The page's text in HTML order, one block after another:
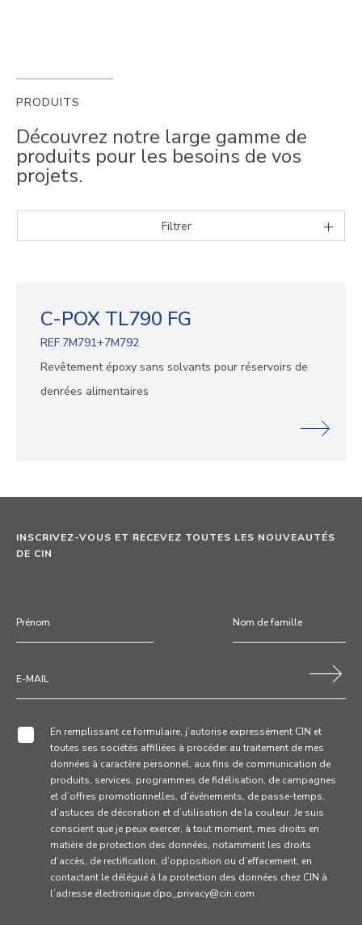
PRODUITS
Découvrez notre large gamme de
produits pour les besoins de vos
projets.
Filtrer
C-POX TL790 FG
REF.7M791+7M792
Revêtement époxy sans solvants pour réservoirs de
denrées alimentaires
INSCRIVEZ-VOUS ET RECEVEZ TOUTES LES NOUVEAUTÉS
DE CIN
En remplissant ce formulaire, j’autorise expressément CIN et
toutes ses sociétés affiliées à procéder au traitement de mes
données à caractère personnel, aux fins de communication de
produits, services, programmes de fidélisation, de campagnes
et d’offres promotionnelles, d’événements, de passe-temps,
d’astuces de décoration et d’utilisation de la couleur. Je suis
conscient que je peux exercer, à tout moment, mes droits en
matière de protection des données, notamment les droits
d’accès, de rectification, d’opposition ou d’effacement, en
contactant le délégué à la protection des données chez CIN à
l’adresse électronique dpo_privacy@cin.com